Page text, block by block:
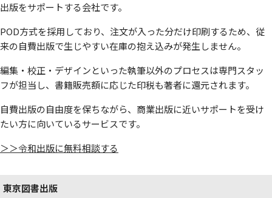
出版をサポートする会社です。
POD方式を採用しており、注文が入った分だけ印刷するため、従
来の自費出版で生じやすい在庫の抱え込みが発生しません。
編集・校正・デザインといった執筆以外のプロセスは専門スタッ
フが担当し、書籍販売額に応じた印税も著者に還元されます。
自費出版の自由度を保ちながら、商業出版に近いサポートを受け
たい方に向いているサービスです。
＞＞令和出版に無料相談する
東京図書出版